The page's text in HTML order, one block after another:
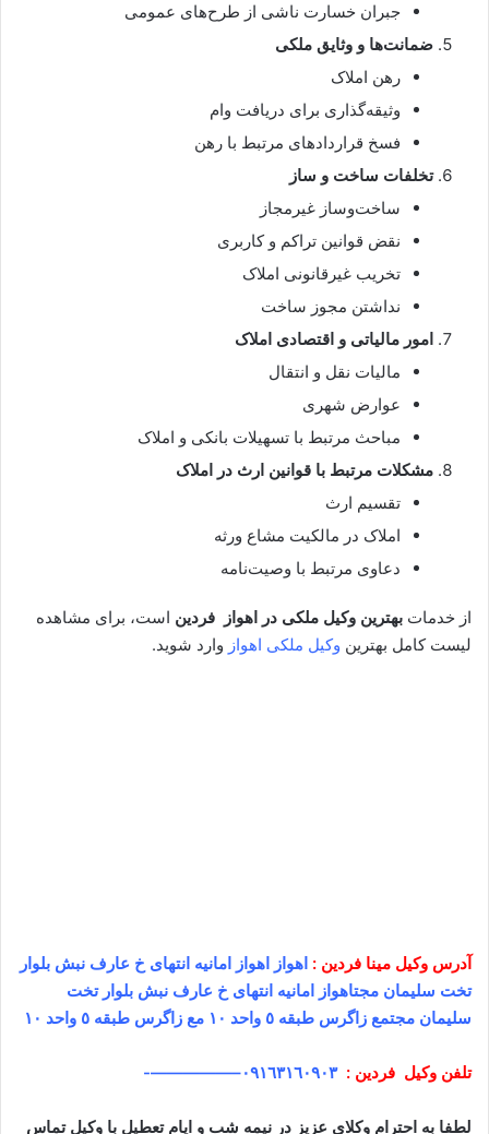
جبران خسارت ناشی از طرح‌های عمومی
ضمانت‌ها و وثایق ملکی
رهن املاک
وثیقه‌گذاری برای دریافت وام
فسخ قراردادهای مرتبط با رهن
تخلفات ساخت و ساز
ساخت‌وساز غیرمجاز
نقض قوانین تراکم و کاربری
تخریب غیرقانونی املاک
نداشتن مجوز ساخت
امور مالیاتی و اقتصادی املاک
مالیات نقل و انتقال
عوارض شهری
مباحث مرتبط با تسهیلات بانکی و املاک
مشکلات مرتبط با قوانین ارث در املاک
تقسیم ارث
املاک در مالکیت مشاع ورثه
دعاوی مرتبط با وصیت‌نامه
از خدمات بهترین وکیل ملکی در اهواز فردین است، برای مشاهده
لیست کامل بهترین وکیل ملکی اهواز وارد شوید.
آدرس وکیل مینا فردین : اهواز اهواز امانیه انتهای خ عارف نبش بلوار
تخت سلیمان مجتاهواز امانیه انتهای خ عارف نبش بلوار تخت
سلیمان مجتمع زاگرس طبقه ٥ واحد ١٠ مع زاگرس طبقه ٥ واحد ١٠
تلفن وکیل فردین :٠٩١٦٣١٦٠٩٠٣–
—————-
لطفا به احترام وکلای عزیز در نیمه شب و ایام تعطیل با وکیل تماس